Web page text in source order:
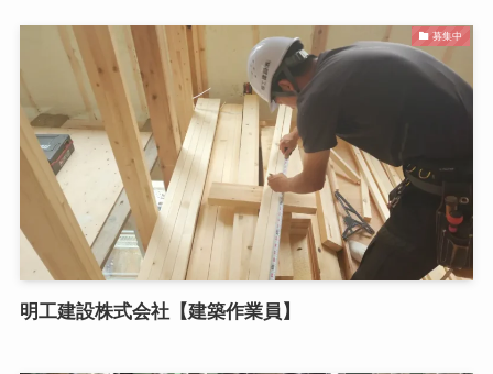
募集中
明工建設株式会社【建築作業員】